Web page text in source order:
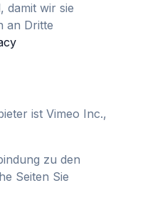
damit wir sie
an Dritte
ist Vimeo Inc.,
zu den
Seiten Sie